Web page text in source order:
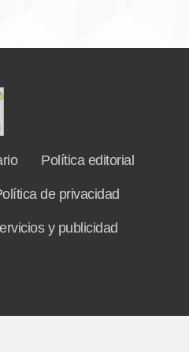
Política editorial
de privacidad
y publicidad